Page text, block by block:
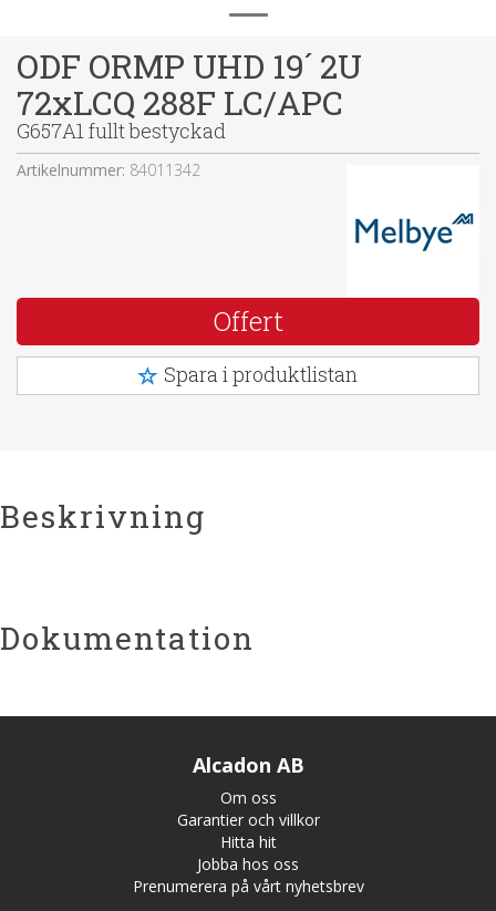
ODF ORMP UHD 19´ 2U
72xLCQ 288F LC/APC
G657A1 fullt bestyckad
Artikelnummer: 84011342
Offert
Spara i produktlistan
Beskrivning
Dokumentation
Alcadon AB
Om oss
Garantier och villkor
Hitta hit
Jobba hos oss
Prenumerera på vårt nyhetsbrev